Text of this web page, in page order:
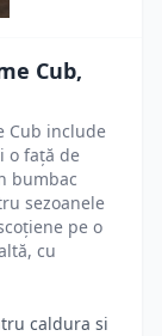
Cub,
Cub include
o față de
bumbac
sezoanele
pe o
cu
caldura si